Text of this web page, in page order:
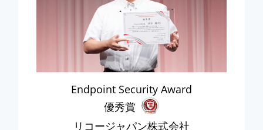
Endpoint Security Award
優秀賞
リコージャパン株式会社